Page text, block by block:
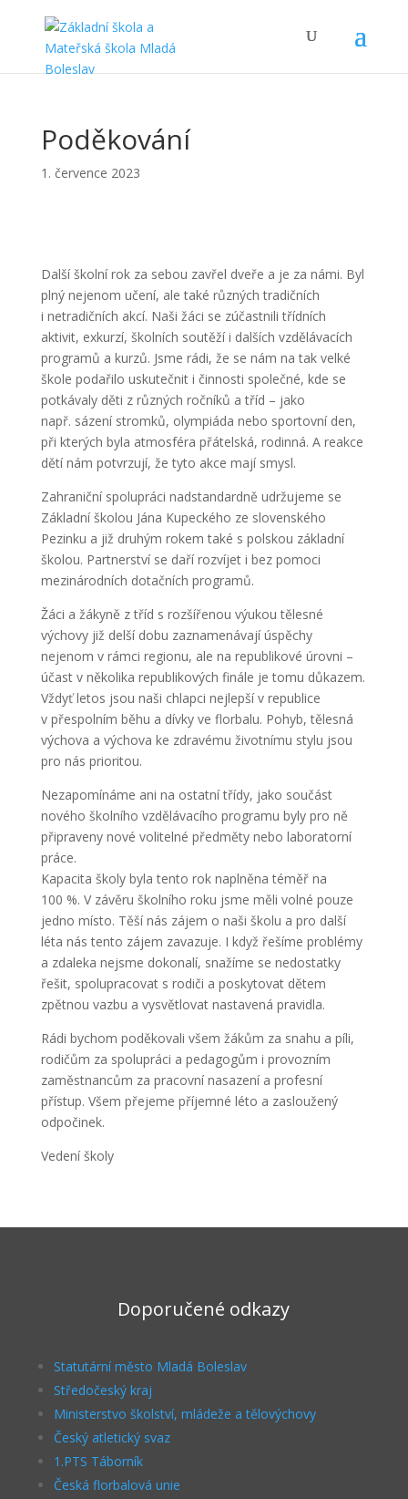
Poděkování
1. července 2023
Další školní rok za sebou zavřel dveře a je za námi. Byl
plný nejenom učení, ale také různých tradičních
i netradičních akcí. Naši žáci se zúčastnili třídních
aktivit, exkurzí, školních soutěží i dalších vzdělávacích
programů a kurzů. Jsme rádi, že se nám na tak velké
škole podařilo uskutečnit i činnosti společné, kde se
potkávaly děti z různých ročníků a tříd – jako
např. sázení stromků, olympiáda nebo sportovní den,
při kterých byla atmosféra přátelská, rodinná. A reakce
dětí nám potvrzují, že tyto akce mají smysl.
Zahraniční spolupráci nadstandardně udržujeme se
Základní školou Jána Kupeckého ze slovenského
Pezinku a již druhým rokem také s polskou základní
školou. Partnerství se daří rozvíjet i bez pomoci
mezinárodních dotačních programů.
Žáci a žákyně z tříd s rozšířenou výukou tělesné
výchovy již delší dobu zaznamenávají úspěchy
nejenom v rámci regionu, ale na republikové úrovni –
účast v několika republikových finále je tomu důkazem.
Vždyť letos jsou naši chlapci nejlepší v republice
v přespolním běhu a dívky ve florbalu. Pohyb, tělesná
výchova a výchova ke zdravému životnímu stylu jsou
pro nás prioritou.
Nezapomínáme ani na ostatní třídy, jako součást
nového školního vzdělávacího programu byly pro ně
připraveny nové volitelné předměty nebo laboratorní
práce.
Kapacita školy byla tento rok naplněna téměř na
100 %. V závěru školního roku jsme měli volné pouze
jedno místo. Těší nás zájem o naši školu a pro další
léta nás tento zájem zavazuje. I když řešíme problémy
a zdaleka nejsme dokonalí, snažíme se nedostatky
řešit, spolupracovat s rodiči a poskytovat dětem
zpětnou vazbu a vysvětlovat nastavená pravidla.
Rádi bychom poděkovali všem žákům za snahu a píli,
rodičům za spolupráci a pedagogům i provozním
zaměstnancům za pracovní nasazení a profesní
přístup. Všem přejeme příjemné léto a zasloužený
odpočinek.
Vedení školy
Doporučené odkazy
Statutární město Mladá Boleslav
Středočeský kraj
Ministerstvo školství, mládeže a tělovýchovy
Český atletický svaz
1.PTS Táborník
Česká florbalová unie